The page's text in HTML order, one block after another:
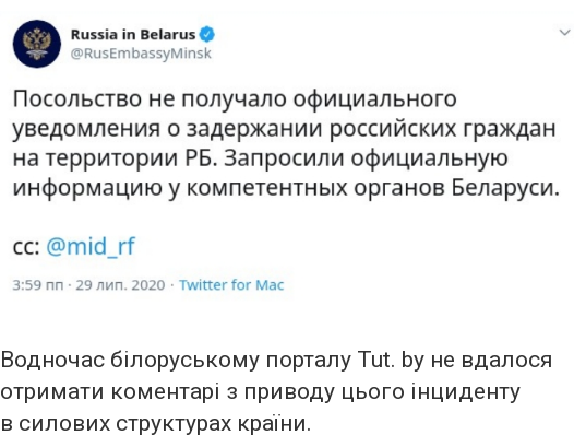
Водночас білоруському порталу Tut. by не вдалося
отримати коментарі з приводу цього інциденту
в силових структурах країни.